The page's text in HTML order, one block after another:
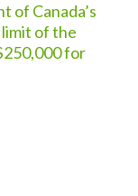
of Canada’s
of the
for